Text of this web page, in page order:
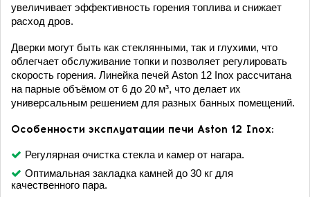
увеличивает эффективность горения топлива и снижает
расход дров.
Дверки могут быть как стеклянными, так и глухими, что
облегчает обслуживание топки и позволяет регулировать
скорость горения. Линейка печей Aston 12 Inox рассчитана
на парные объёмом от 6 до 20 м³, что делает их
универсальным решением для разных банных помещений.
Особенности эксплуатации печи Aston 12 Inox:
Регулярная очистка стекла и камер от нагара.
Оптимальная закладка камней до 30 кг для
качественного пара.